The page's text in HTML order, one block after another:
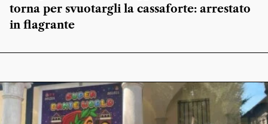
torna per svuotargli la cassaforte: arrestato
in flagrante